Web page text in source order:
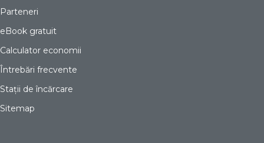
Parteneri
eBook gratuit
Calculator economii
Întrebări frecvente
Stații de încărcare
Sitemap